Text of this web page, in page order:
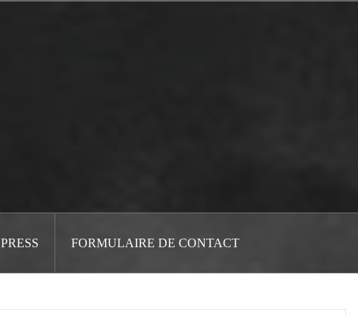
PRESS FORMULAIRE DE CONTACT